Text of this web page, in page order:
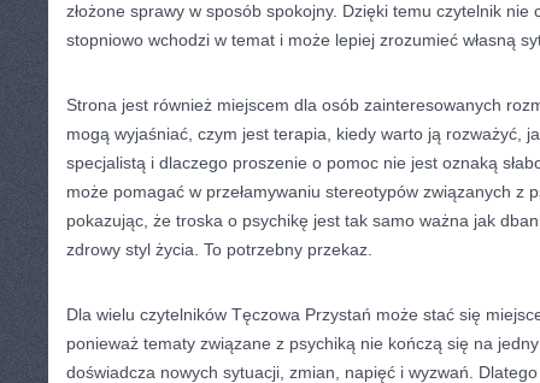
złożone sprawy w sposób spokojny. Dzięki temu czytelnik nie
stopniowo wchodzi w temat i może lepiej zrozumieć własną
Strona jest również miejscem dla osób zainteresowanych
mogą wyjaśniać, czym jest terapia, kiedy warto ją rozważyć,
specjalistą i dlaczego proszenie o pomoc nie jest oznaką
może pomagać w przełamywaniu stereotypów związanych z
pokazując, że troska o psychikę jest tak samo ważna jak
zdrowy styl życia. To potrzebny przekaz.
Dla wielu czytelników Tęczowa Przystań może stać się
ponieważ tematy związane z psychiką nie kończą się na
doświadcza nowych sytuacji, zmian, napięć i wyzwań.